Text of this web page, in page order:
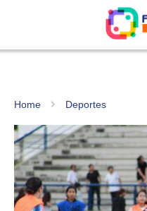
Home Deportes